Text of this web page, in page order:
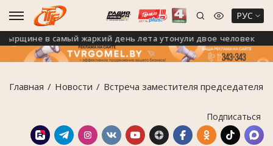
РУС
в самый жаркий день лета утонули двое человек
Главная Новости Встреча заместителя председателя
Подписаться